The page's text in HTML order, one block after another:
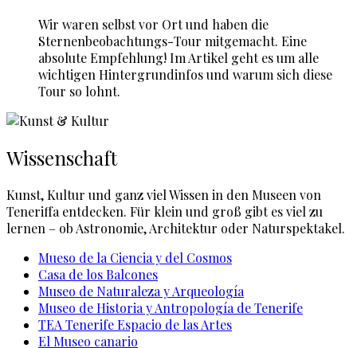
Wir waren selbst vor Ort und haben die
Sternenbeobachtungs-Tour mitgemacht. Eine
absolute Empfehlung! Im Artikel geht es um alle
wichtigen Hintergrundinfos und warum sich diese
Tour so lohnt.
Wissenschaft
Kunst, Kultur und ganz viel Wissen in den Museen von
Teneriffa entdecken. Für klein und groß gibt es viel zu
lernen – ob Astronomie, Architektur oder Naturspektakel.
Mueso de la Ciencia y del Cosmos
Casa de los Balcones
Museo de Naturaleza y Arqueología
Museo de Historia y Antropología de Tenerife
TEA Tenerife Espacio de las Artes
El Museo canario